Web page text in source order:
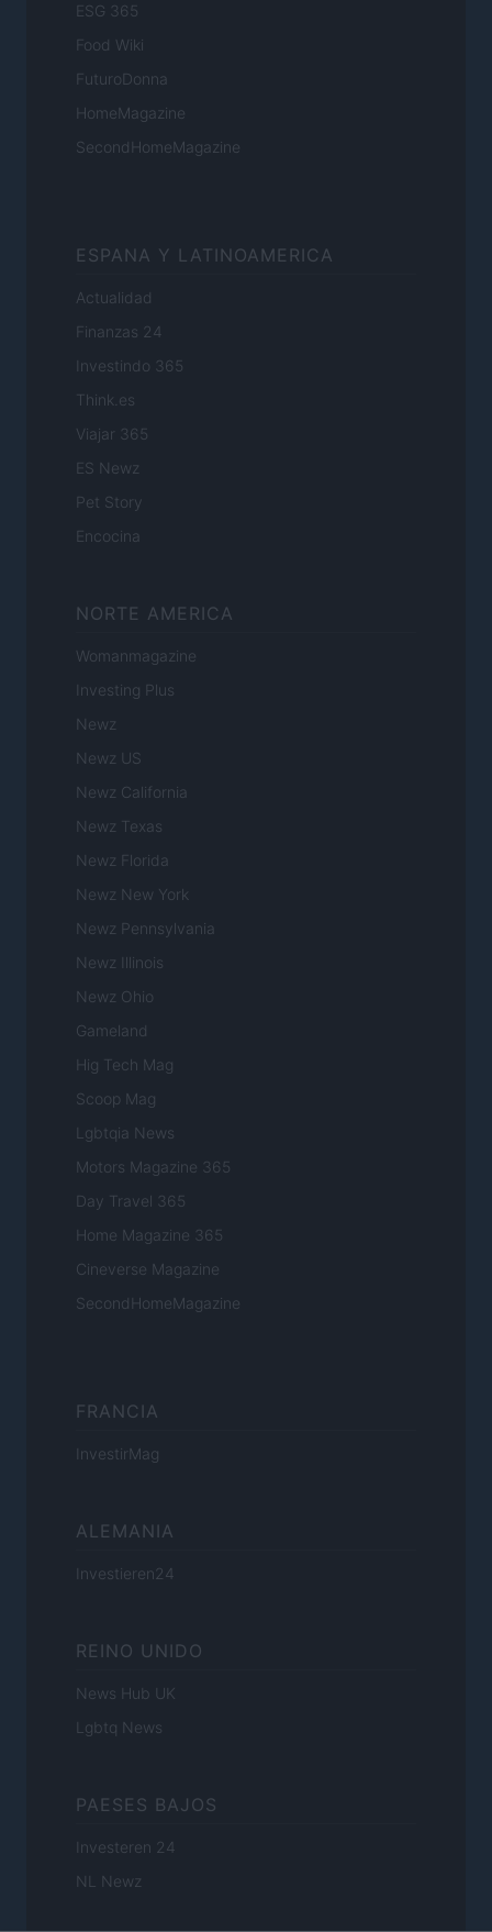
ESG 365
Food Wiki
FuturoDonna
HomeMagazine
SecondHomeMagazine
ESPANA Y LATINOAMERICA
Actualidad
Finanzas 24
Investindo 365
Think.es
Viajar 365
ES Newz
Pet Story
Encocina
NORTE AMERICA
Womanmagazine
Investing Plus
Newz
Newz US
Newz California
Newz Texas
Newz Florida
Newz New York
Newz Pennsylvania
Newz Illinois
Newz Ohio
Gameland
Hig Tech Mag
Scoop Mag
Lgbtqia News
Motors Magazine 365
Day Travel 365
Home Magazine 365
Cineverse Magazine
SecondHomeMagazine
FRANCIA
InvestirMag
ALEMANIA
Investieren24
REINO UNIDO
News Hub UK
Lgbtq News
PAESES BAJOS
Investeren 24
NL Newz